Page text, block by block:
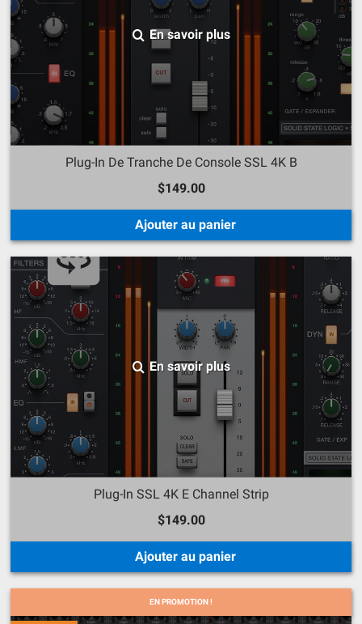
En savoir plus
Plug-In De Tranche De Console SSL 4K B
$149.00
Ajouter au panier
En savoir plus
Plug-In SSL 4K E Channel Strip
$149.00
Ajouter au panier
EN PROMOTION !